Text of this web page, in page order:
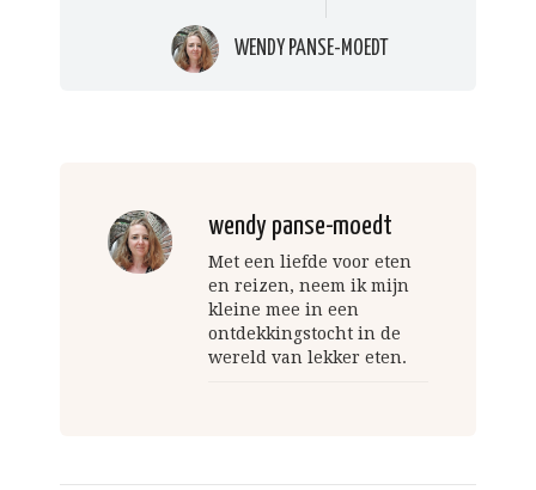
WENDY PANSE-MOEDT
wendy panse-moedt
Met een liefde voor eten
en reizen, neem ik mijn
kleine mee in een
ontdekkingstocht in de
wereld van lekker eten.